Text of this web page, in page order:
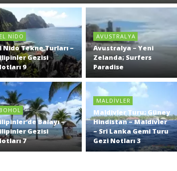
EL NIDO
Nido Tekne Turları –
Gezisi
9
AVUSTRALYA
Avustralya – Yeni
Zelanda; Surfers
Paradise
BOHOL
Balayı –
Gezisi
7
MALDIVLER
Maldivler Turu; Güney
Hindistan – Maldivler
– Sri Lanka Gemi Turu
Gezi Notları 3